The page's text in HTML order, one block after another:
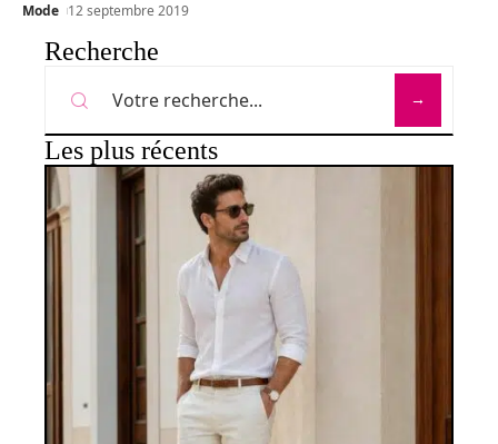
Mode 12 septembre 2019
Recherche
Les plus récents